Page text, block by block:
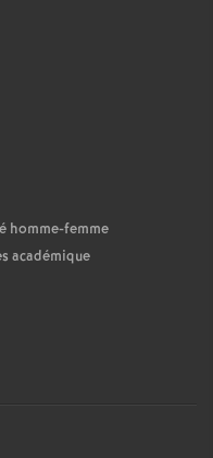
homme-femme
académique